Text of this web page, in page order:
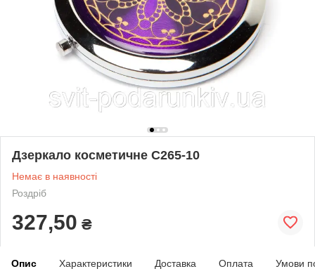
Дзеркало косметичне C265-10
Немає в наявності
Роздріб
327,50 ₴
Опис Характеристики Доставка Оплата Умови